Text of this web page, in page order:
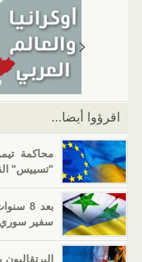
k
er
e
dI
n
g
er
اقرؤوا أيضا...
محاكمة
"تسييس"
بعد 8
سفير سوري